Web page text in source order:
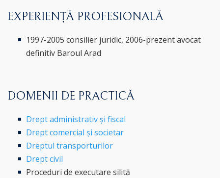
EXPERIENȚĂ PROFESIONALĂ
1997-2005 consilier juridic, 2006-prezent avocat
definitiv Baroul Arad
DOMENII DE PRACTICĂ
Drept administrativ și fiscal
Drept comercial și societar
Dreptul transporturilor
Drept civil
Proceduri de executare silită